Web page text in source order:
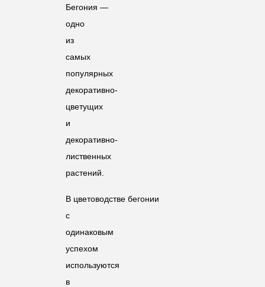
Бегония —
одно
из
самых
популярных
декоративно-
цветущих
и
декоративно-
лиственных
растений.
В цветоводстве бегонии
с
одинаковым
успехом
используются
в